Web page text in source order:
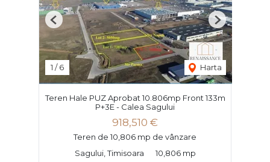
1 /6 Harta
Previous Next
Teren Hale PUZ Aprobat 10.806mp Front 133m
P+3E - Calea Sagului
918,510 €
Teren de 10,806 mp de vânzare
Sagului, Timisoara
10,806 mp